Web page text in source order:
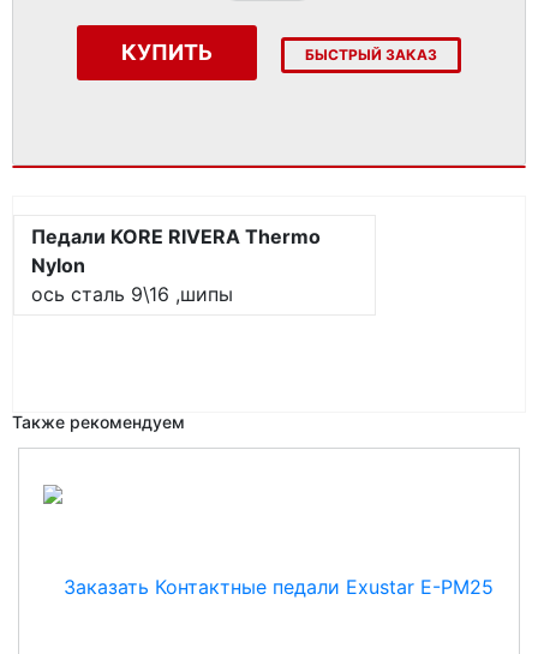
КУПИТЬ БЫСТРЫЙ ЗАКАЗ
Педали KORE RIVERA Thermo
Nylon
ось сталь 9\16 ,шипы
Также рекомендуем